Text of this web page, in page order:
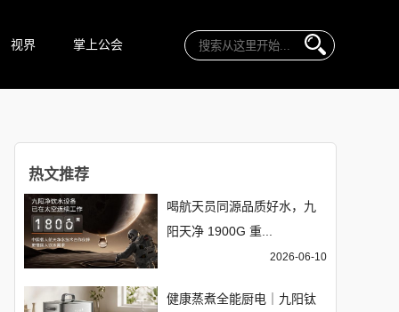
视界 掌上公会
热文推荐
喝航天员同源品质好水，九
阳天净 1900G 重...
2026-06-10
健康蒸煮全能厨电｜九阳钛